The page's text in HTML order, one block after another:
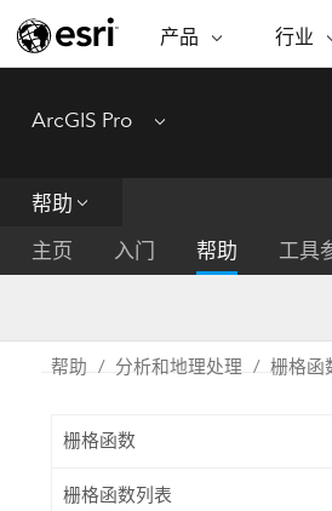
产品
ARCGIS
完整的 SaaS 制图平台
ArcGIS Enterprise
构建制图和空间分析应
行业
行业
保护
能源
ArcGIS Pro Menu
帮助
主页
入门 帮助 工具
帮助 分析和地理处理 栅格函
栅格函数
栅格函数列表